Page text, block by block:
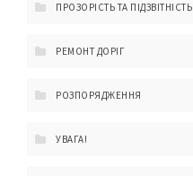
ПРОЗОРІСТЬ ТА ПІДЗВІТНІСТЬ
РЕМОНТ ДОРІГ
РОЗПОРЯДЖЕННЯ
УВАГА!